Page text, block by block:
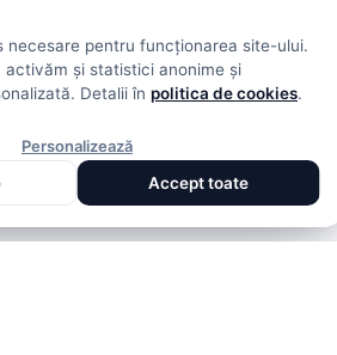
necesare pentru funcționarea site-ului.
activăm și statistici anonime și
Detalii în politica de cookies.
Personalizează
Accept toate